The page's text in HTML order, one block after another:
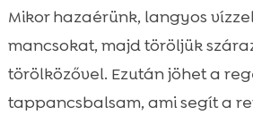
Mikor hazaérünk, langyos
mancsokat, majd töröljük
törölközővel. Ezután jöhet a
tappancsbalsam, ami segít a